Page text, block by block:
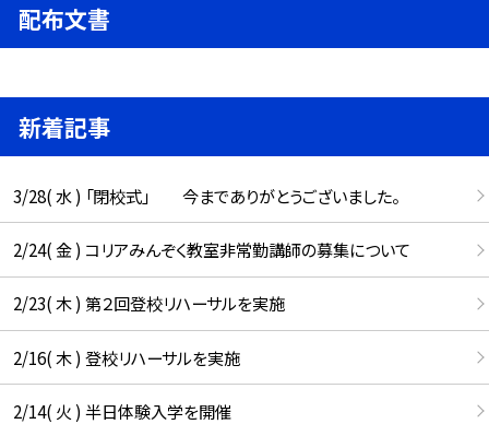
配布文書
新着記事
3/28( 水 ) 「閉校式」 今までありがとうございました。
2/24( 金 ) コリアみんぞく教室非常勤講師の募集について
2/23( 木 ) 第２回登校リハーサルを実施
2/16( 木 ) 登校リハーサルを実施
2/14( 火 ) 半日体験入学を開催